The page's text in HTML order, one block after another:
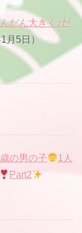
だん大きく♪だ
1月5日）
歳の男の子
1人
Part2